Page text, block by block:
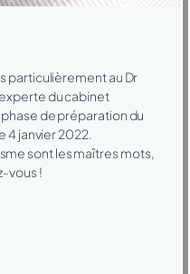
particulièrement au Dr
du cabinet
de préparation du
4 janvier 2022.
sont les maîtres mots,
vous !